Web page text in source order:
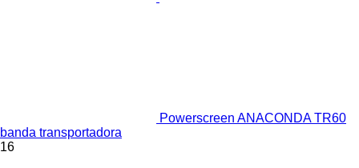
Powerscreen ANACONDA TR60
banda transportadora
16